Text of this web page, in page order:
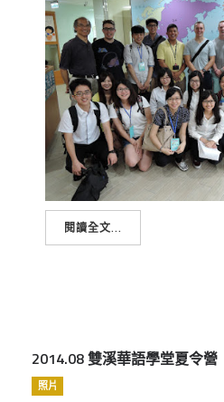
閱讀全文...
2014.08 雙溪華語學堂夏令營
照片